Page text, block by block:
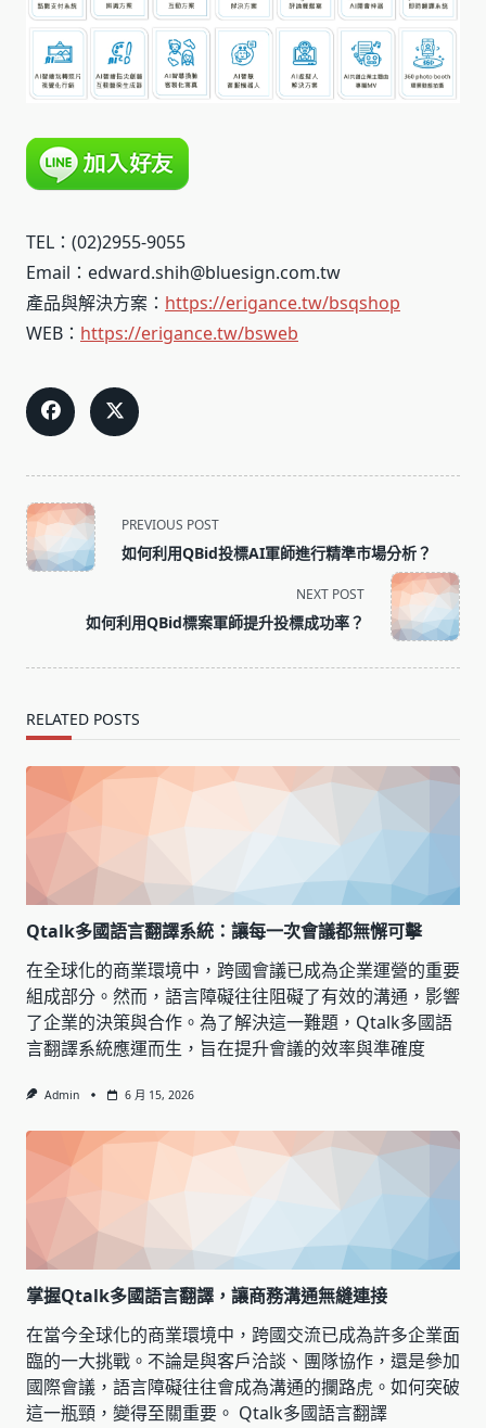
TEL：(02)2955-9055
Email：edward.shih@bluesign.com.tw
產品與解決方案： https://erigance.tw/bsqshop
WEB： https://erigance.tw/bsweb
<span
class="nav-
subtitle
PREVIOUS POST
如何利用QBid投標AI軍師進行精準市場分析？
NEXT POST
如何利用QBid標案軍師提升投標成功率？
RELATED POSTS
Qtalk多國語言翻譯系統：讓每一次會議都無懈可擊
在全球化的商業環境中，跨國會議已成為企業運營的重要
組成部分。然而，語言障礙往往阻礙了有效的溝通，影響
了企業的決策與合作。為了解決這一難題，Qtalk多國語
言翻譯系統應運而生，旨在提升會議的效率與準確度
Admin 6 月 15, 2026
掌握Qtalk多國語言翻譯，讓商務溝通無縫連接
在當今全球化的商業環境中，跨國交流已成為許多企業面
臨的一大挑戰。不論是與客戶洽談、團隊協作，還是參加
國際會議，語言障礙往往會成為溝通的攔路虎。如何突破
這一瓶頸，變得至關重要。 Qtalk多國語言翻譯